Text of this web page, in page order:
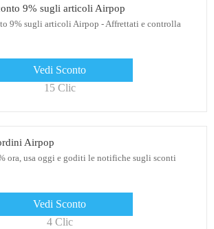
9% sugli articoli Airpop
9% sugli articoli Airpop - Affrettati e controlla
Vedi Sconto
15 Clic
Airpop
ora, usa oggi e goditi le notifiche sugli sconti
Vedi Sconto
4 Clic